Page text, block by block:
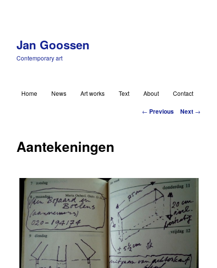
Jan Goossen
Contemporary art
Skip to primary content
Home News Art works Text About Contact
Post navigation
← Previous Next →
Aantekeningen